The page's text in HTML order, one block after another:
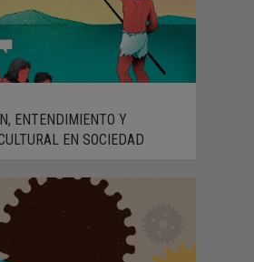
ENTENDIMIENTO Y
EN SOCIEDAD